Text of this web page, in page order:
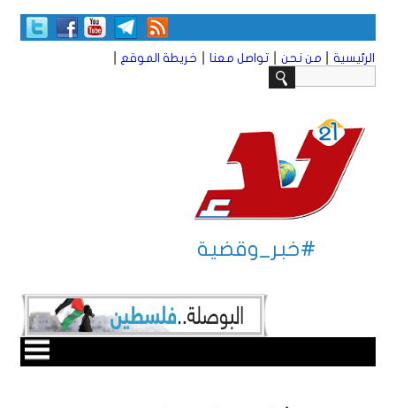
الرئيسية من نحن تواصل معنا خريطة الموقع
#خبر_وقضية